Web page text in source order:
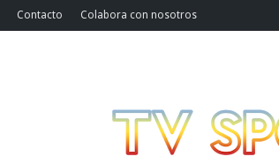
Contacto Colabora con nosotros